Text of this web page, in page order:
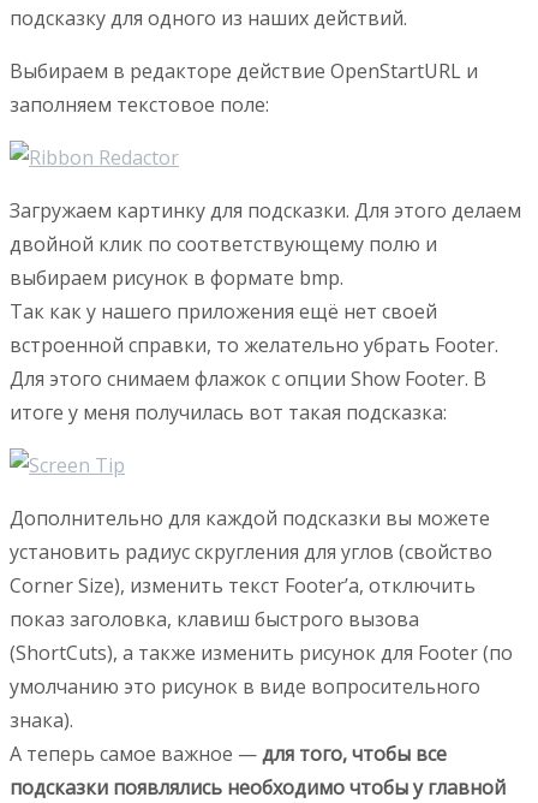
подсказку для одного из наших действий.
Выбираем в редакторе действие OpenStartURL и
заполняем текстовое поле:
Загружаем картинку для подсказки. Для этого делаем
двойной клик по соответствующему полю и
выбираем рисунок в формате bmp.
Так как у нашего приложения ещё нет своей
встроенной справки, то желательно убрать Footer.
Для этого снимаем флажок с опции Show Footer. В
итоге у меня получилась вот такая подсказка:
Дополнительно для каждой подсказки вы можете
установить радиус скругления для углов (свойство
Corner Size), изменить текст Footer’а, отключить
показ заголовка, клавиш быстрого вызова
(ShortCuts), а также изменить рисунок для Footer (по
умолчанию это рисунок в виде вопросительного
знака).
А теперь самое важное —для того, чтобы все
подсказки появлялись необходимо чтобы у главной